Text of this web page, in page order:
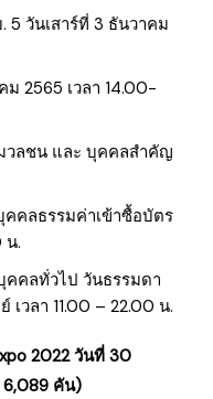
5 วันเสาร์ที่ 3 ธันวาคม
2565 เวลา 14.00-
วลชน และ บุคคลสำคัญ
คลธรรมค่าเข้าซื้อบัตร
น.
คคลทั่วไป วันธรรมดา
เวลา 11.00 – 22.00 น.
2022 วันที่ 30
6,089 คัน)